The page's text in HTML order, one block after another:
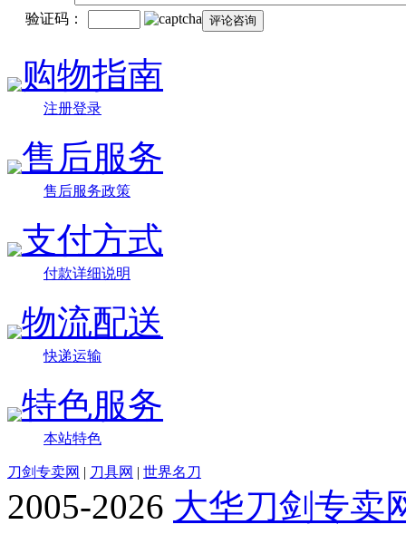
验证码：
购物指南
注册登录
售后服务
售后服务政策
支付方式
付款详细说明
物流配送
快递运输
特色服务
本站特色
刀剑专卖网 | 刀具网 | 世界名刀
2005-2026 大华刀剑专卖